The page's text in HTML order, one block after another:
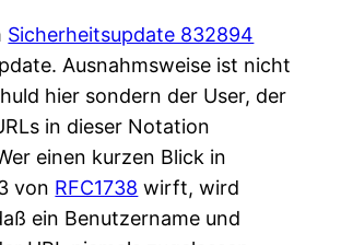
Sicherheitsupdate 832894
Ausnahmsweise ist nicht
hier sondern der User, der
in dieser Notation
einen kurzen Blick in
von RFC1738 wirft, wird
ein Benutzername und